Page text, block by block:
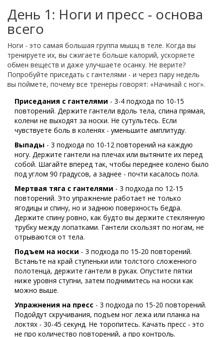
День 1: Ноги и пресс - основа
всего
Ноги - это самая большая группа мышц в теле. Когда вы
тренируете их, вы сжигаете больше калорий, ускоряете
обмен веществ и даже улучшаете осанку. Не верите?
Попробуйте приседать с гантелями - и через пару недель
вы поймете, почему все тренеры говорят: «Начинай с ног».
Приседания с гантелями - 3-4 подхода по 10-15
повторений. Держите гантели вдоль тела, спина прямая,
колени не выходят за носки. Не сутультесь. Если
чувствуете боль в коленях - уменьшите амплитуду.
Выпады - 3 подхода по 10-12 повторений на каждую
ногу. Держите гантели на плечах или вытяните их перед
собой. Шагайте вперед так, чтобы переднее колено было
под углом 90 градусов, а заднее - почти касалось пола.
Мертвая тяга с гантелями - 3 подхода по 12-15
повторений. Это упражнение работает не только
ягодицы и спину, но и заднюю поверхность бедра.
Держите спину ровно, как будто вы держите стеклянную
трубку между лопатками. Гантели скользят по ногам, не
отрываются от тела.
Подъем на носки - 3 подхода по 15-20 повторений.
Встаньте на край ступеньки или толстого сложенного
полотенца, держите гантели в руках. Опустите пятки
ниже уровня ступни, затем поднимитесь на носки как
можно выше.
Упражнения на пресс - 3 подхода по 15-20 повторений.
Подойдут скручивания, подъем ног лежа или планка на
локтях - 30-45 секунд. Не торопитесь. Качать пресс - это
не про количество повторений, а про контроль.